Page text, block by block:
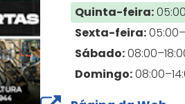
Mike não obedecia a
do Henrique, ele
Quinta-feira:
Sexta-feira:
Sábado:
Domingo: